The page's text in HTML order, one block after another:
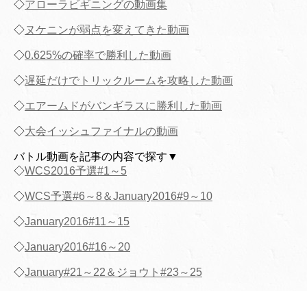
◇アローラビギニングの動画集
◇ヌケニンが弱点を変えてきた動画
◇0.625%の確率で勝利した動画
◇遅延だけでトリックルームを攻略した動画
◇エアームドがバンギラスに勝利した動画
◇大会イッシュファイナルの動画
バトル動画を記事の内容で探す▼
◇WCS2016予選#1～5
◇WCS予選#6～8＆January2016#9～10
◇January2016#11～15
◇January2016#16～20
◇January#21～22＆ジョウト#23～25